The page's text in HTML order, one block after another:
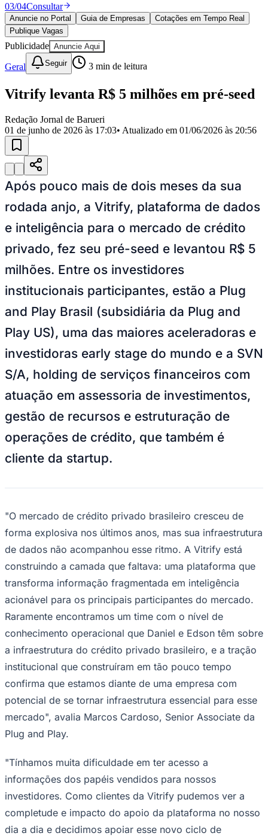
Cultura
Meio Ambiente
Obras
Educação
Bairros de Barueri
Selecione sua região Para notícias da sua região
AldeiaAldeia da Serra Aldeia de Barueri
JubranBelvalBethavilleBoa
VistaCalifórnia CarapicuíbaCentroChácaras MarcoCidades da
Região
MilitarItapevi
Califórnia
Esperança
Jardim Graziela Jardim Iracema Jardim Itaquiti
JulioJardim Líbano Jardim Maria Cristina Jardim Maria HelenaJardim
Mutinga
Jardim Paraíso Jardim Paulista Jardim Reginalice
Jardim São
LuísJardim São PedroJardim São SilvestreJardim Silveira Jardim
Tupã
Jardim Tupanci Osasco
Parque dos
CamargosParque ImperialParque Santa LuziaParque VianaPirapora
do Bom Jesus Recanto PhrynéaSantana de
ParnaíbaSilveiraTamboré Vale do SolVila BarrosVila Boa VistaVila
do CondeVila Engenho NovoVila MárciaVila Nossa Sra. da
EscadaVila Porto Votupoca
Para Sua Empresa
Anuncie no Portal
Guia de Empresas
Divulgar Vagas Novo
Publicidade Legal
Negócios Regionais
Turismo
Segurança Regional
Hospitais Estaduais
Parques & Represas
Cidades da Região
Santana de ParnaíbaOsascoCarapicuíbaJandiraItapeviCotia
do Bom JesusAraçariguama CajamarCaieirasFranco da
RochaFrancisco Morato Taboão da Serra
Para Sua Empresa
Anuncie Regional
Hub de Negócios
Guia Comercial
Selo Verificado
Portal Educacional
Agenda de Vestibulares
Vagas de Emprego
Concursos
Panorama Econômico
Panorama Econômico
Para Sua Empresa
Anuncie no Portal
Verificar EmpresaNovo
Anunciar VagasNovo
Publicidade Legal
NFL
UFC
MLB
NHL
Atletismo
Vôlei
NBB
03/04Consultar
Anuncie no Portal Guia de Empresas
Cotações em Tempo Real
Publique Vagas
Publicidade Anuncie Aqui
Geral Seguir 3 min de leitura
Vitrify levanta R$ 5 milhões em pré-seed
Redação Jornal de Barueri
01 de junho de 2026 às 17:03• Atualizado em 01/06/2026 às 20:56
Após pouco mais de dois meses da sua
rodada anjo, a Vitrify, plataforma de dados
e inteligência para o mercado de crédito
privado, fez seu pré-seed e levantou R$ 5
milhões. Entre os investidores
institucionais participantes, estão a Plug
and Play Brasil (subsidiária da Plug and
Play US), uma das maiores aceleradoras e
investidoras early stage do mundo e a SVN
S/A, holding de serviços financeiros com
atuação em assessoria de investimentos,
gestão de recursos e estruturação de
operações de crédito, que também é
cliente da startup.
"O mercado de crédito privado brasileiro cresceu de
forma explosiva nos últimos anos, mas sua infraestrutura
de dados não acompanhou esse ritmo. A Vitrify está
construindo a camada que faltava: uma plataforma que
transforma informação fragmentada em inteligência
acionável para os principais participantes do mercado.
Raramente encontramos um time com o nível de
conhecimento operacional que Daniel e Edson têm sobre
a infraestrutura do crédito privado brasileiro, e a tração
institucional que construíram em tão pouco tempo
confirma que estamos diante de uma empresa com
potencial de se tornar infraestrutura essencial para esse
mercado", avalia Marcos Cardoso, Senior Associate da
Plug and Play.
"Tínhamos muita dificuldade em ter acesso a
informações dos papéis vendidos para nossos
investidores. Como clientes da Vitrify pudemos ver a
completude e impacto do apoio da plataforma no nosso
dia a dia e decidimos apoiar esse novo ciclo de